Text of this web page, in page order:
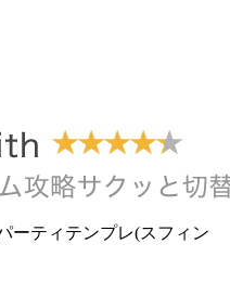
ーティテンプレ(スフィン